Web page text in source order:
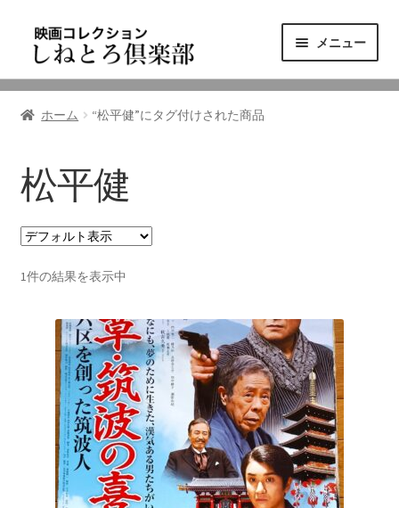
ゲ
シ
ン
へ
キ
プ
テ
ツ
ス
キ
プ
メニュー
ニュース
東三河の映画館
しねとろ倶楽部について
リンクの旅
ホーム “松平健”にタグ付けされた商品
松平健
1件の結果を表示中